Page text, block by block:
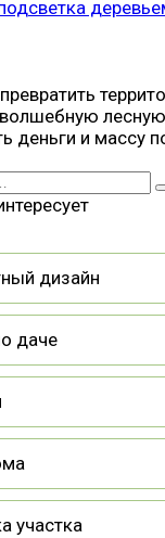
деньги и массу
дизайн
даче
участка